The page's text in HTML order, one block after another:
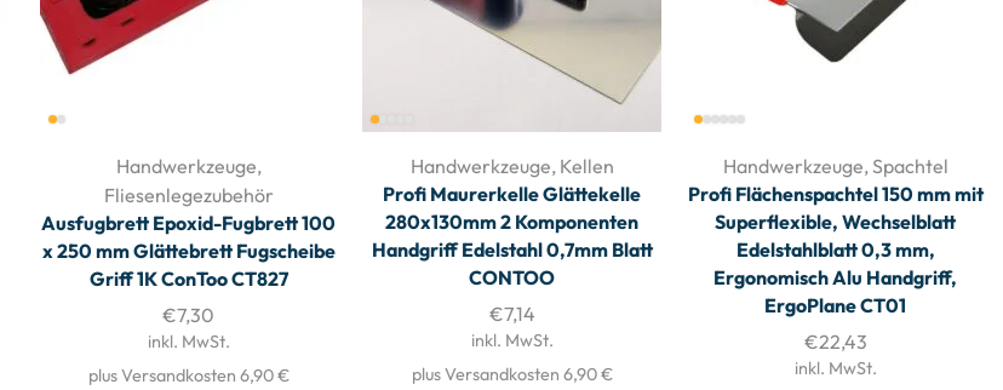
Handwerkzeuge,
Fliesenlegezubehör
Ausfugbrett Epoxid-Fugbrett 100
x 250 mm Glättebrett Fugscheibe
Griff 1K ConToo CT827
€7,30
inkl. MwSt.
plus Versandkosten 6,90 €
Handwerkzeuge, Kellen
Profi Maurerkelle Glättekelle
280x130mm 2 Komponenten
Handgriff Edelstahl 0,7mm Blatt
CONTOO
€7,14
inkl. MwSt.
plus Versandkosten 6,90 €
Handwerkzeuge, Spachtel
Profi Flächenspachtel 150 mm mit
Superflexible, Wechselblatt
Edelstahlblatt 0,3 mm,
Ergonomisch Alu Handgriff,
ErgoPlane CT01
€22,43
inkl. MwSt.